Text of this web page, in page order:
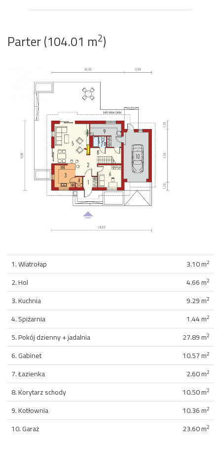
Parter (104.01 m2)
1. Wiatrołap 3.10 m2
2. Hol 4.66 m2
3. Kuchnia 9.29 m2
4. Spiżarnia 1.44 m2
5. Pokój dzienny + jadalnia 27.89 m2
6. Gabinet 10.57 m2
7. Łazienka 2.60 m2
8. Korytarz schody 10.50 m2
9. Kotłownia 10.36 m2
10. Garaż 23.60 m2